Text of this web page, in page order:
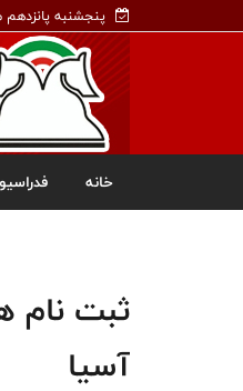
پنجشنبه پانزدهم
خانه
ثبت نام
آسيا